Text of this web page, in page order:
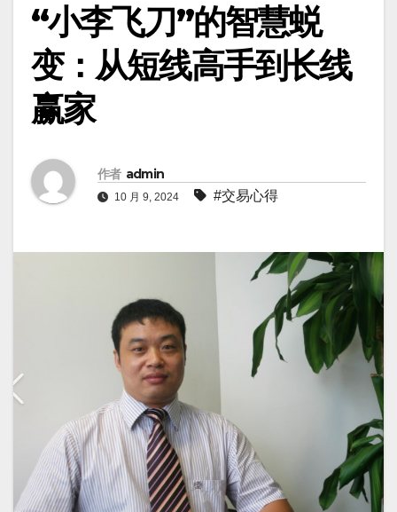
“小李飞刀”的智慧蜕
变：从短线高手到长线
赢家
作者 admin
10 月 9, 2024 #交易心得